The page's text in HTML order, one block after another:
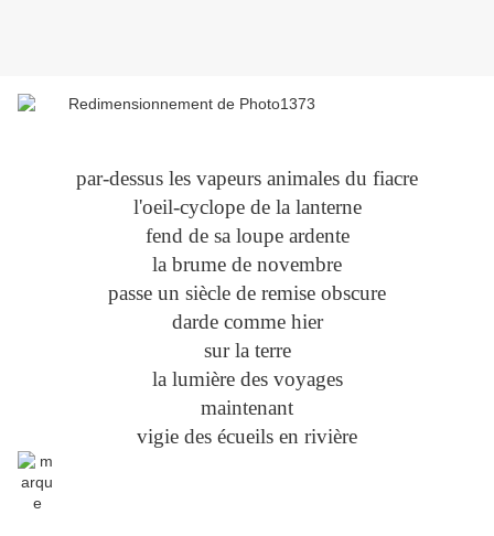
par-dessus les vapeurs animales du fiacre
l'oeil-cyclope de la lanterne
fend de sa loupe ardente
la brume de novembre
passe un siècle de remise obscure
darde comme hier
sur la terre
la lumière des voyages
maintenant
vigie des écueils en rivière